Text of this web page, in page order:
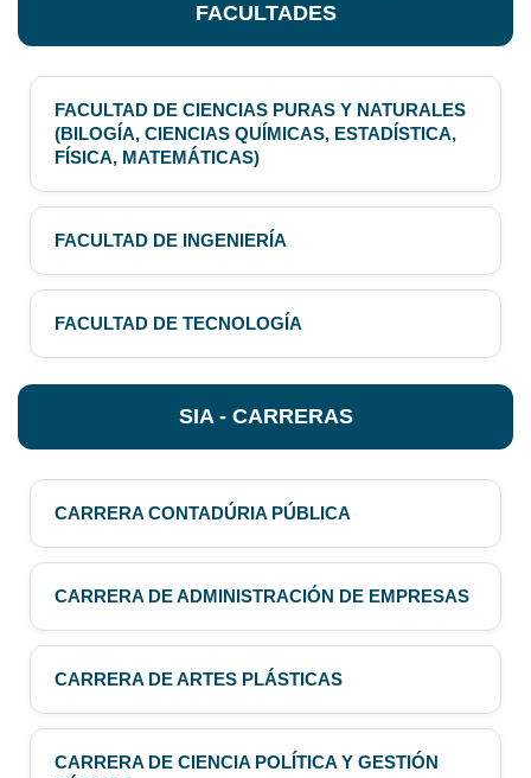
FACULTADES
FACULTAD DE CIENCIAS PURAS Y NATURALES
(BILOGÍA, CIENCIAS QUÍMICAS, ESTADÍSTICA,
FÍSICA, MATEMÁTICAS)
FACULTAD DE INGENIERÍA
FACULTAD DE TECNOLOGÍA
SIA - CARRERAS
CARRERA CONTADÚRIA PÚBLICA
CARRERA DE ADMINISTRACIÓN DE EMPRESAS
CARRERA DE ARTES PLÁSTICAS
CARRERA DE CIENCIA POLÍTICA Y GESTIÓN